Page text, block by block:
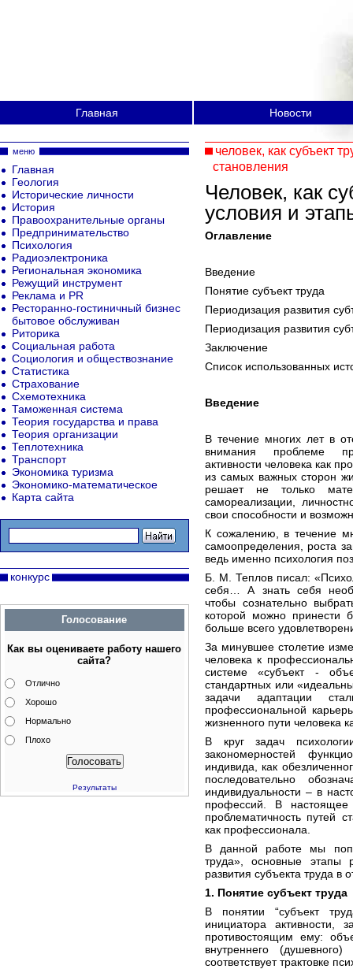
Главная Новости
человек, как субъект
становления
Человек, как
условия и
Оглавление
Введение
Понятие субъект труда
Периодизация развития
Периодизация развития
Заключение
Список использованных
Введение
В течение многих лет в
внимания проблеме
активности человека как
из самых важных сторон
решает не только
самореализации,
свои способности и
К сожалению, в течение
самоопределения, роста
ведь именно психология
Б. М. Теплов писал:
себя… А знать себя
чтобы сознательно
которой можно принести
больше всего
За минувшее столетие
человека к
системе «субъект -
стандартных или
задачи адаптации
профессиональной
жизненного пути человека
В круг задач
закономерностей
индивида, как
последовательно
индивидуальности – в
профессий. В настоящее
проблематичность путей
как профессионала.
В данной работе мы
труда», основные этапы
развития субъекта труда в
1. Понятие субъект труда
В понятии “субъект
инициатора активности,
противостоящим ему:
внутреннего
соответствует трактовке
меню
Главная
Геология
Исторические личности
История
Правоохранительные органы
Предпринимательство
Психология
Радиоэлектроника
Региональная экономика
Режущий инструмент
Реклама и PR
Ресторанно-гостиничный бизнес
бытовое обслуживан
Риторика
Социальная работа
Социология и обществознание
Статистика
Страхование
Схемотехника
Таможенная система
Теория государства и права
Теория организации
Теплотехника
Транспорт
Экономика туризма
Экономико-математическое
Карта сайта
конкурс
Голосование
Как вы оцениваете работу нашего
сайта?
Отлично
Хорошо
Нормально
Плохо
Результаты